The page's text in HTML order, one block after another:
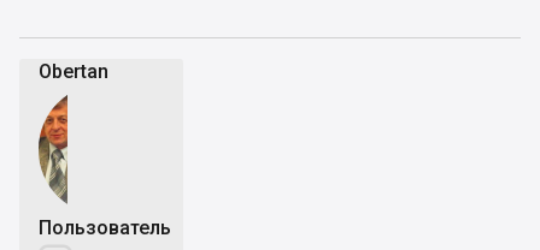
Obertan
Пользователь